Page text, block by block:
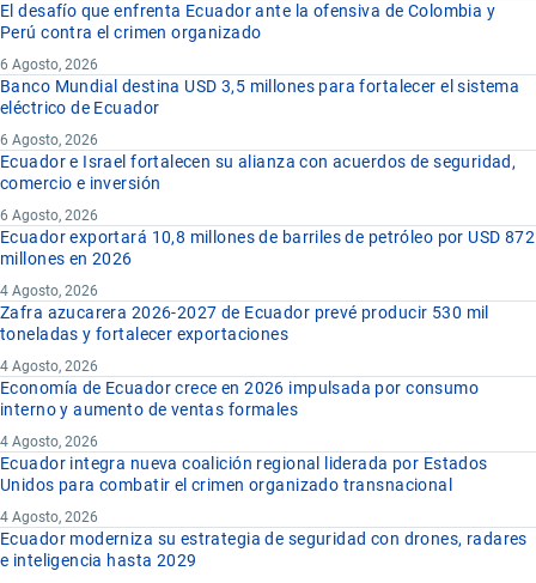
El desafío que enfrenta Ecuador ante la ofensiva de Colombia y
Perú contra el crimen organizado
6 Agosto, 2026
Banco Mundial destina USD 3,5 millones para fortalecer el sistema
eléctrico de Ecuador
6 Agosto, 2026
Ecuador e Israel fortalecen su alianza con acuerdos de seguridad,
comercio e inversión
6 Agosto, 2026
Ecuador exportará 10,8 millones de barriles de petróleo por USD 872
millones en 2026
4 Agosto, 2026
Zafra azucarera 2026-2027 de Ecuador prevé producir 530 mil
toneladas y fortalecer exportaciones
4 Agosto, 2026
Economía de Ecuador crece en 2026 impulsada por consumo
interno y aumento de ventas formales
4 Agosto, 2026
Ecuador integra nueva coalición regional liderada por Estados
Unidos para combatir el crimen organizado transnacional
4 Agosto, 2026
Ecuador moderniza su estrategia de seguridad con drones, radares
e inteligencia hasta 2029